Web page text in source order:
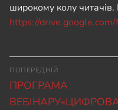
широкому колу
https://
Навігація
записів
ПОПЕРЕДНІЙ
Попередній
запис:
ПРОГРАМА